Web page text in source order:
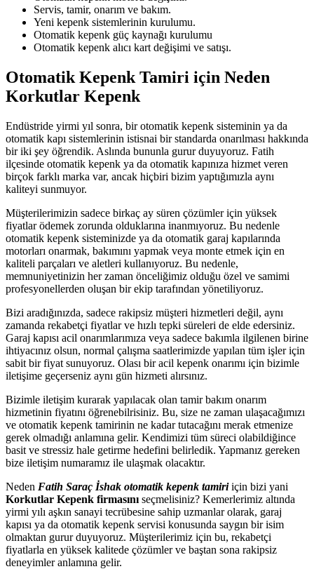
Servis, tamir, onarım ve bakım.
Yeni kepenk sistemlerinin kurulumu.
Otomatik kepenk güç kaynağı kurulumu
Otomatik kepenk alıcı kart değişimi ve satışı.
Otomatik Kepenk Tamiri için Neden
Korkutlar Kepenk
Endüstride yirmi yıl sonra, bir otomatik kepenk sisteminin ya da
otomatik kapı sistemlerinin istisnai bir standarda onarılması hakkında
bir iki şey öğrendik. Aslında bununla gurur duyuyoruz. Fatih
ilçesinde otomatik kepenk ya da otomatik kapınıza hizmet veren
birçok farklı marka var, ancak hiçbiri bizim yaptığımızla aynı
kaliteyi sunmuyor.
Müşterilerimizin sadece birkaç ay süren çözümler için yüksek
fiyatlar ödemek zorunda olduklarına inanmıyoruz. Bu nedenle
otomatik kepenk sisteminizde ya da otomatik garaj kapılarında
motorları onarmak, bakımını yapmak veya monte etmek için en
kaliteli parçaları ve aletleri kullanıyoruz. Bu nedenle,
memnuniyetinizin her zaman önceliğimiz olduğu özel ve samimi
profesyonellerden oluşan bir ekip tarafından yönetiliyoruz.
Bizi aradığınızda, sadece rakipsiz müşteri hizmetleri değil, aynı
zamanda rekabetçi fiyatlar ve hızlı tepki süreleri de elde edersiniz.
Garaj kapısı acil onarımlarımıza veya sadece bakımla ilgilenen birine
ihtiyacınız olsun, normal çalışma saatlerimizde yapılan tüm işler için
sabit bir fiyat sunuyoruz. Olası bir acil kepenk onarımı için bizimle
iletişime geçerseniz aynı gün hizmeti alırsınız.
Bizimle iletişim kurarak yapılacak olan tamir bakım onarım
hizmetinin fiyatını öğrenebilrisiniz. Bu, size ne zaman ulaşacağımızı
ve otomatik kepenk tamirinin ne kadar tutacağını merak etmenize
gerek olmadığı anlamına gelir. Kendimizi tüm süreci olabildiğince
basit ve stressiz hale getirme hedefini belirledik. Yapmanız gereken
bize iletişim numaramız ile ulaşmak olacaktır.
Neden Fatih Saraç İshak otomatik kepenk tamiriiçin bizi yani
Korkutlar Kepenk firmasını seçmelisiniz? Kemerlerimiz altında
yirmi yılı aşkın sanayi tecrübesine sahip uzmanlar olarak, garaj
kapısı ya da otomatik kepenk servisi konusunda saygın bir isim
olmaktan gurur duyuyoruz. Müşterilerimiz için bu, rekabetçi
fiyatlarla en yüksek kalitede çözümler ve baştan sona rakipsiz
deneyimler anlamına gelir.